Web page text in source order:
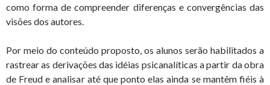
como forma de compreender diferenças e convergências das
visões dos autores.
Por meio do conteúdo proposto, os alunos serão habilitados a
rastrear as derivações das idéias psicanalíticas a partir da obra
de Freud e analisar até que ponto elas ainda se mantêm fiéis à